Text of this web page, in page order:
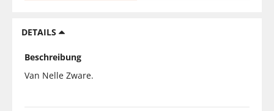
DETAILS
Beschreibung
Van Nelle Zware.